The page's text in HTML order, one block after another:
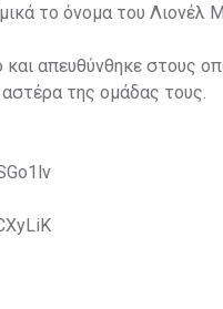
το όνομα του Λιονέλ
απευθύνθηκε στους
της ομάδας τους.